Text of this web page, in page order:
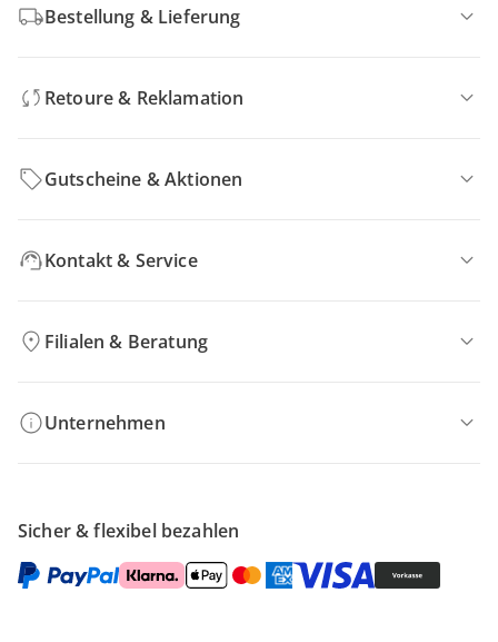
Bestellung & Lieferung
Retoure & Reklamation
Gutscheine & Aktionen
Kontakt & Service
Filialen & Beratung
Unternehmen
Sicher & flexibel bezahlen